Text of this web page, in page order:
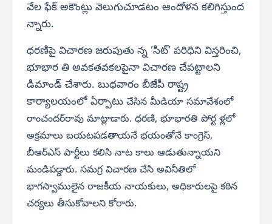
వేల ఫేక్ అకౌంట్లు వెలుగుచూడటం ఆందోళన కలిగిస్తుంద
న్నారు.
ధరణిపై విచారణ జరుపుతు న్న ’సిట్’ పరిధిని విస్తరించి,
భూభార తి అవకతవకలపైనా విచారణ చేపట్టాలని
డిమాండ్ చేశారు. బుధవారం బీజేపీ రాష్ట్ర
కార్యాలయంలో ఏర్పాటు చేసిన మీడియా సమావేశంలో
రాంచందర్‌రావు మాట్లాడారు. ధరణి, భూభారతి పోర్ట ళ్లలో
అక్రమాలు బయటపడతాయనే భయంతోనే కాంగ్రెస్,
బీఆర్‌ఎస్ పార్టీలు కలిసి నాట కాలు ఆడుతున్నాయని
మండిపడ్డారు. సమగ్ర విచారణ చేసి అవినీతిలో
భాగస్వాములైన రాజకీయ నాయకులు, అధికారులపై కఠిన
చర్యలు తీసుకోవాలని కోరారు.